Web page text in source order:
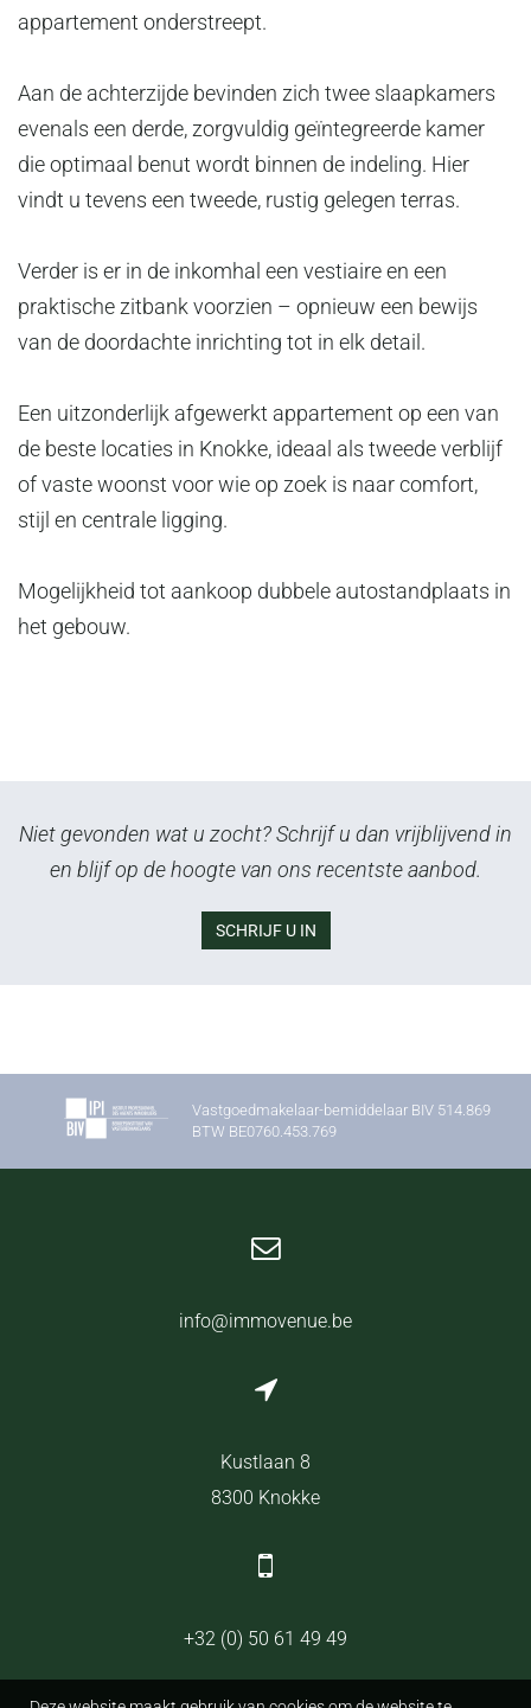
appartement onderstreept.
Aan de achterzijde bevinden zich twee slaapkamers
evenals een derde, zorgvuldig geïntegreerde kamer
die optimaal benut wordt binnen de indeling. Hier
vindt u tevens een tweede, rustig gelegen terras.
Verder is er in de inkomhal een vestiaire en een
praktische zitbank voorzien – opnieuw een bewijs
van de doordachte inrichting tot in elk detail.
Een uitzonderlijk afgewerkt appartement op een van
de beste locaties in Knokke, ideaal als tweede verblijf
of vaste woonst voor wie op zoek is naar comfort,
stijl en centrale ligging.
Mogelijkheid tot aankoop dubbele autostandplaats in
het gebouw.
Niet gevonden wat u zocht? Schrijf u dan vrijblijvend in
en blijf op de hoogte van ons recentste aanbod.
SCHRIJF U IN
Vastgoedmakelaar-bemiddelaar BIV 514.869
BTW BE0760.453.769
info@immovenue.be
Kustlaan 8
8300 Knokke
+32 (0) 50 61 49 49